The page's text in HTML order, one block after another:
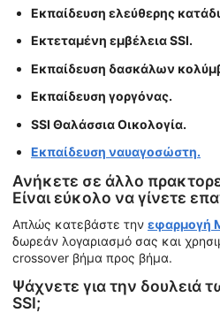
Εκπαίδευση ελεύθερης
Εκτεταμένη εμβέλεια SSI.
Εκπαίδευση δασκάλων
Εκπαίδευση γοργόνας.
SSI Θαλάσσια Οικολογία.
Εκπαίδευση ναυαγοσώστη.
Ανήκετε σε άλλο
Είναι εύκολο να γίνετε
Απλώς κατεβάστε την εφαρμογή
δωρεάν λογαριασμό σας και
crossover βήμα προς βήμα.
Ψάχνετε για την δουλειά
SSI;